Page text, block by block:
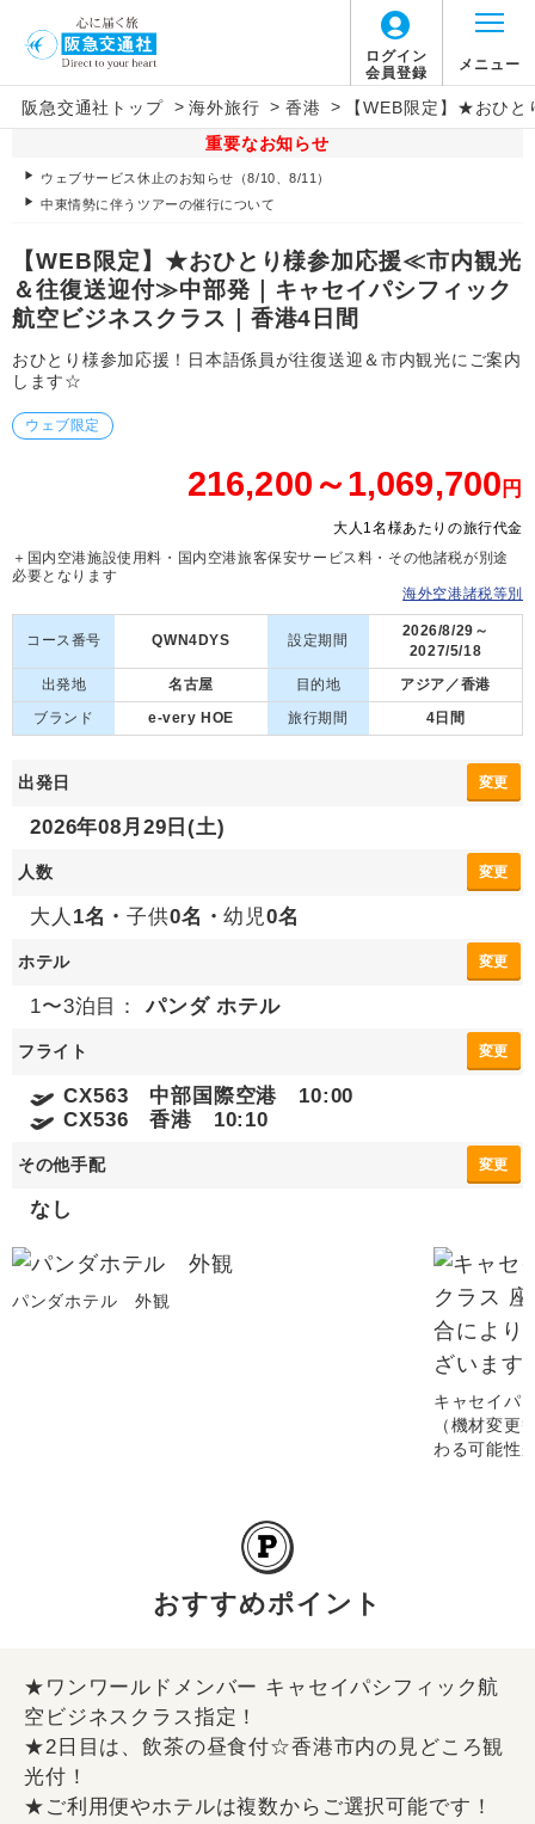
ログイン
会員登録
メニュー
阪急交通社トップ > 海外旅行 > 香港 >
【WEB限定】★おひ
重要なお知らせ
ウェブサービス休止のお知らせ（8/10、8/11）
中東情勢に伴うツアーの催行について
【WEB限定】★おひとり様参加応援≪市内観光
＆往復送迎付≫中部発｜キャセイパシフィック
航空ビジネスクラス｜香港4日間
おひとり様参加応援！日本語係員が往復送迎＆市内観光にご案内
します☆
ウェブ限定
216,200～1,069,700 円
大人1名様あたりの旅行代金
＋国内空港施設使用料・国内空港旅客保安サービス料・その他諸税が別途
必要となります
海外空港諸税等別
コース番号 QWN4DYS 設定期間
2026/8/29～
2027/5/18
出発地
名古屋 目的地
アジア／香港
ブランド
e-very HOE 旅行期間 4日間
出発日 変更
2026年08月29日(土)
人数 変更
大人 1名・子供0名・幼児0名
ホテル 変更
1〜3泊目： パンダ ホテル
フライト 変更
CX563 中部国際空港 10:00
CX536 香港 10:10
その他手配 変更
なし
パンダホテル 外観
キャセイパ
（機材変更
わる可能性
おすすめポイント
★ワンワールドメンバー キャセイパシフィック航
空ビジネスクラス指定！
★2日目は、飲茶の昼食付☆香港市内の見どころ観
光付！
★ご利用便やホテルは複数からご選択可能です！